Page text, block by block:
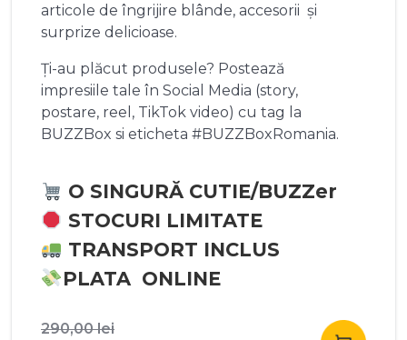
articole de îngrijire blânde, accesorii și
surprize delicioase.
Ți-au plăcut produsele? Postează
impresiile tale în Social Media (story,
postare, reel, TikTok video) cu tag la
BUZZBox si eticheta #BUZZBoxRomania.
O SINGURĂ CUTIE/BUZZer
STOCURI LIMITATE
TRANSPORT INCLUS
PLATA ONLINE
290,00leiPrețul